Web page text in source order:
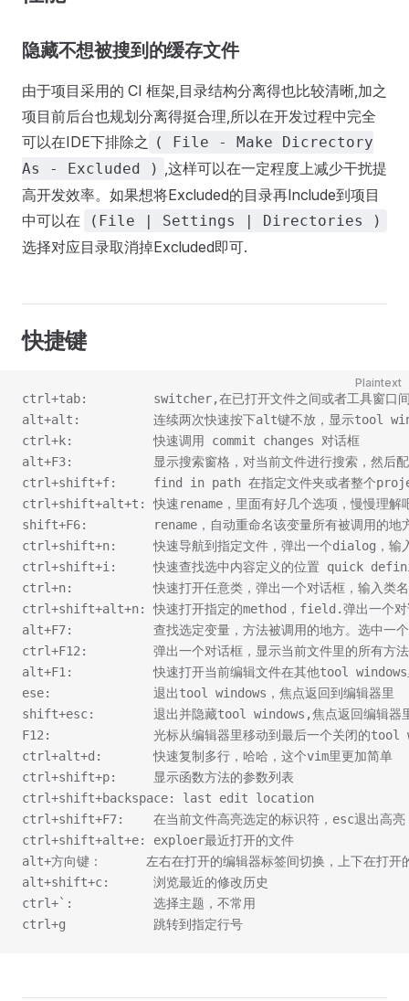
隐藏不想被搜到的缓存文件
由于项目采用的 CI 框架,目录结构分离得也比较清晰,加之
项目前后台也规划分离得挺合理,所以在开发过程中完全
可以在IDE下排除之 ( File - Make Dicrectory
As - Excluded )
,这样可以在一定程度上减少干扰提
高开发效率。如果想将Excluded的目录再Include到项目
中可以在
(File | Settings | Directories )
选择对应目录取消掉Excluded即可.
快捷键
Plaintext
ctrl+tab:         switcher,在已打开文件之间或者工具窗口间
alt+alt:          连续两次快速按下alt键不放，显示tool
ctrl+k:           快速调用 commit changes 对话框
alt+F3:           显示搜索窗格，对当前文件进行搜索，然后
ctrl+shift+f:     find in path 在指定文件夹或者整个
ctrl+shift+alt+t: 快速rename，里面有好几个选项，慢慢理解
shift+F6:         rename，自动重命名该变量所有被调用的地
ctrl+shift+n:     快速导航到指定文件，弹出一个dialog，输
ctrl+shift+i:     快速查找选中内容定义的位置 quick
ctrl+n:           快速打开任意类，弹出一个对话框，输入类名
ctrl+shift+alt+n: 快速打开指定的method，field.弹出一个对话
alt+F7:           查找选定变量，方法被调用的地方。选中一个
ctrl+F12:         弹出一个对话框，显示当前文件里的所有方法
alt+F1:           快速打开当前编辑文件在其他tool windows里
ese:              退出tool windows，焦点返回到编辑器里
shift+esc:        退出并隐藏tool windows,焦点返回编辑器
F12:              光标从编辑器里移动到最后一个关闭的tool
ctrl+alt+d:       快速复制多行，哈哈，这个vim里更加简单
ctrl+shift+p:     显示函数方法的参数列表
ctrl+shift+backspace: last edit location
ctrl+shift+F7:    在当前文件高亮选定的标识符，esc退出高
ctrl+shift+alt+e: exploer最近打开的文件
alt+方向键：      左右在打开的编辑器标签间切换，上下在打开
alt+shift+c:      浏览最近的修改历史
ctrl+`:           选择主题，不常用
ctrl+g            跳转到指定行号